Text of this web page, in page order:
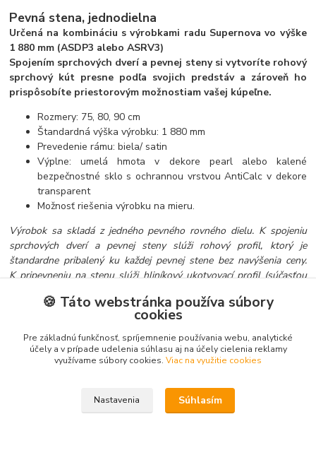
Pevná stena, jednodielna
Určená na kombináciu s výrobkami radu Supernova vo výške
1 880 mm (ASDP3 alebo ASRV3)
Spojením sprchových dverí a pevnej steny si vytvoríte rohový
sprchový kút presne podľa svojich predstáv a zároveň ho
prispôsobíte priestorovým možnostiam vašej kúpeľne.
Rozmery: 75, 80, 90 cm
Štandardná výška výrobku: 1 880 mm
Prevedenie rámu: biela/ satin
Výplne: umelá hmota v dekore pearl alebo kalené
bezpečnostné sklo s ochrannou vrstvou AntiCalc v dekore
transparent
Možnosť riešenia výrobku na mieru.
Výrobok sa skladá z jedného pevného rovného dielu. K spojeniu
sprchových dverí a pevnej steny slúži rohový profil, ktorý je
štandardne pribalený ku každej pevnej stene bez navýšenia ceny.
K pripevneniu na stenu slúži hliníkový ukotvovací profil (súčasťou
Možnosť vytvorenia sprchového kútu v tvare “U” – zložením oboch
častí ASRV3 s pevnou stenou alebo pomocou sprchových dverí
ASDP3 a dvoch APSS.
Tovar zaradený v kategóriách
🍪 Táto webstránka používa súbory
cookies
Pre základnú funkčnosť, spríjemnenie používania webu, analytické
účely a v prípade udelenia súhlasu aj na účely cielenia reklamy
využívame súbory cookies. Viac na využitie cookies
Nastavenia Súhlasím